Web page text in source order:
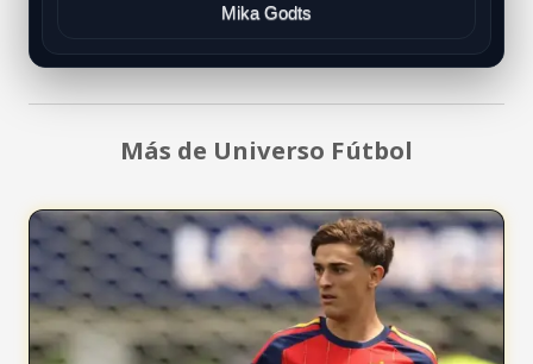
Mika Godts
Más de Universo Fútbol